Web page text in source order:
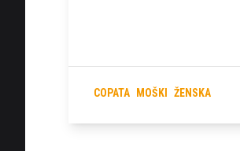
COPATA MOŠKI ŽENSKA